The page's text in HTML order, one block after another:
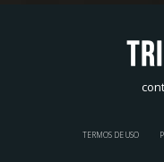
TERMOS DE USO